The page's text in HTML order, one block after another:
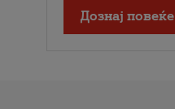
Дознај повеќе